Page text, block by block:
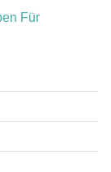
Für